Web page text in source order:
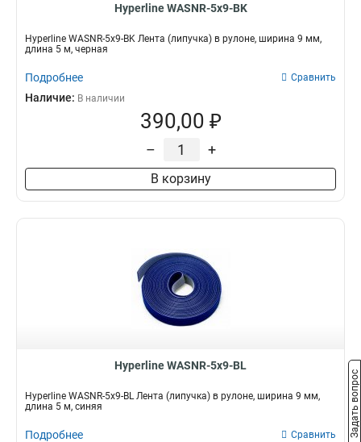
Hyperline WASNR-5x9-BK
Hyperline WASNR-5x9-BK Лента (липучка) в рулоне, ширина 9 мм,
длина 5 м, черная
Подробнее Сравнить
Наличие: В наличии
390,00 ₽
– +
В корзину
Hyperline WASNR-5x9-BL
Hyperline WASNR-5x9-BL Лента (липучка) в рулоне, ширина 9 мм,
длина 5 м, синяя
Подробнее Сравнить Задать вопрос